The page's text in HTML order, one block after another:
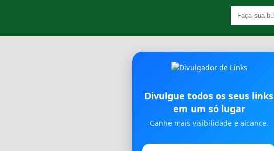
Divulgue todos os seus links
em um só lugar
Ganhe mais visibilidade e alcance.